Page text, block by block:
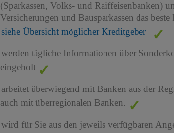
(Sparkassen, Volks- und Raiffeisenbanken)
Versicherungen und Bausparkassen das
siehe Übersicht möglicher Kreditgeber
werden tägliche Informationen über
eingeholt
arbeitet überwiegend mit Banken aus der
auch mit überregionalen Banken.
wird für Sie aus den jeweils verfügbaren